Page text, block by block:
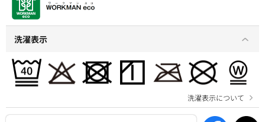
洗濯表示
洗濯表示について